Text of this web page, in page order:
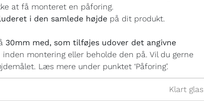
at få monteret en påforing.
i den samlede højde på dit produkt.
30mm med, som tilføjes udover det angivne
montering eller beholde den på. Vil du gerne
Læs mere under punktet ‘Påforing’.
Klart glas